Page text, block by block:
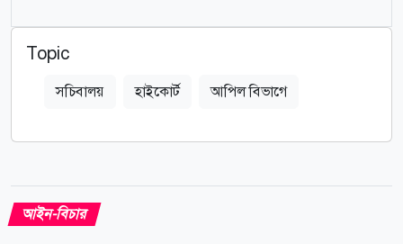
Topic
সচিবালয় হাইকোর্ট আপিল বিভাগে
আইন-বিচার